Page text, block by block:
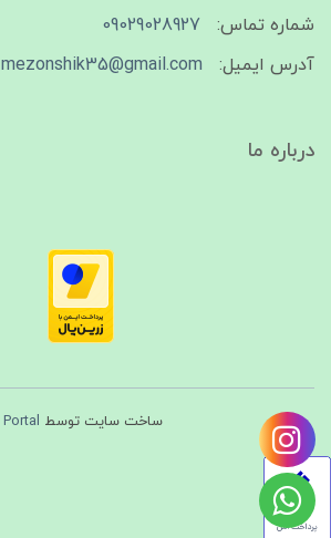
شماره تماس:
09029028927
آدرس ایمیل:
mezonshik35@gmail.com
درباره ما
ساخت سایت توسط Portal